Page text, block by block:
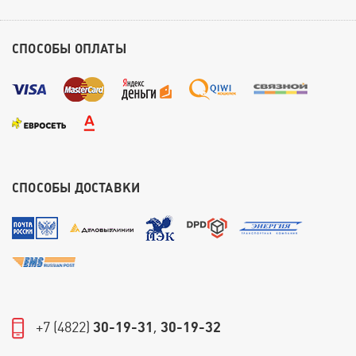
СПОСОБЫ ОПЛАТЫ
СПОСОБЫ ДОСТАВКИ
+7 (4822) 30-19-31, 30-19-32